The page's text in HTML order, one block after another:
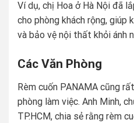
Ví dụ, chị Hoa ở Hà Nội đã
cho phòng khách rộng, giúp
và bảo vệ nội thất khỏi ánh
Các Văn Phòng
Rèm cuốn PANAMA cũng
phòng làm việc. Anh Minh,
TP.HCM, chia sẻ rằng rèm